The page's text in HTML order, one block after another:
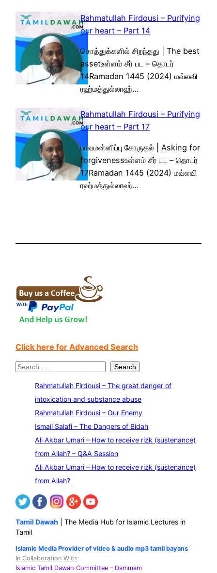
Rahmatullah Firdousi – Purifying
our heart – Part 14
சொத்துக்களில் சிறந்தது | The best
assetஉள்ளம் சீர் பட – தொடர்
14Ramadan 1445 (2024) மவ்லவி
ரஹ்மத்துல்லாஹ்…
Rahmatullah Firdousi – Purifying
our heart – Part 17
பாவமன்னிப்பு கோருதல் | Asking for
forgivenessஉள்ளம் சீர் பட – தொடர்
17Ramadan 1445 (2024) மவ்லவி
ரஹ்மத்துல்லாஹ்…
Click here for Advanced Search
S
Search
Rahmatullah Firdousi – The great danger of
intoxication and substance abuse
Rahmatullah Firdousi – Our Enemy
Ismail Salafi – The Dangers of Bidah
Ali Akbar Umari – How to receive rizk (sustenance)
from Allah? – Q&A Session
Ali Akbar Umari – How to receive rizk (sustenance)
from Allah?
Tamil Dawah | The Media Hub for Islamic Lectures in
Tamil
Islamic Media Provider of video & audio mp3 tamil bayans
In Collaboration With:
Islamic Tamil Dawah Committee – Dammam